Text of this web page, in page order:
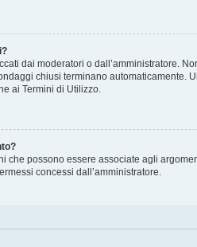
dai moderatori o dall’amministratore.
chiusi terminano automaticamente.
ai Termini di Utilizzo.
che possono essere associate agli
concessi dall’amministratore.